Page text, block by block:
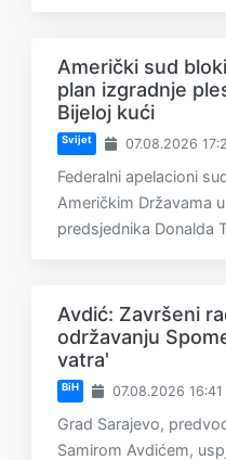
Američki sud
plan izgradnje
Bijeloj kući
Svijet 07.08.2026
Federalni apelacioni
Američkim Državama
predsjednika Donalda
Avdić: Završeni
održavanju
vatra'
BiH 07.08.2026 16:41
Grad Sarajevo,
Samirom Avdićem,